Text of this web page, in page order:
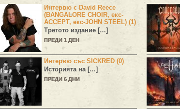
Интервю с David Reece
(BANGALORE CHOIR, екс-
ACCEPT, екс-JOHN STEEL) (1)
Третото издание […]
ПРЕДИ 1 ДЕН
Интервю със SICKRED (0)
Историята на […]
ПРЕДИ 6 ДНИ